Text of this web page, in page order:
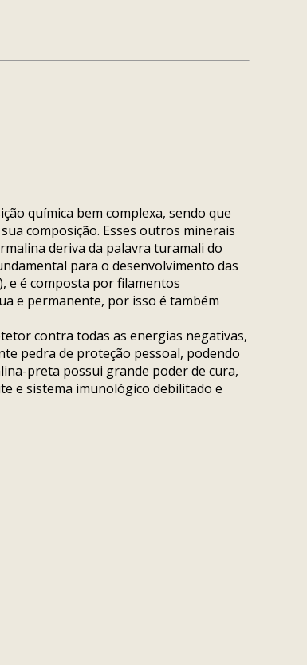
química bem complexa, sendo que
composição. Esses outros minerais
deriva da palavra turamali do
para o desenvolvimento das
e é composta por filamentos
e permanente, por isso é também
contra todas as energias negativas,
pedra de proteção pessoal, podendo
preta possui grande poder de cura,
e sistema imunológico debilitado e